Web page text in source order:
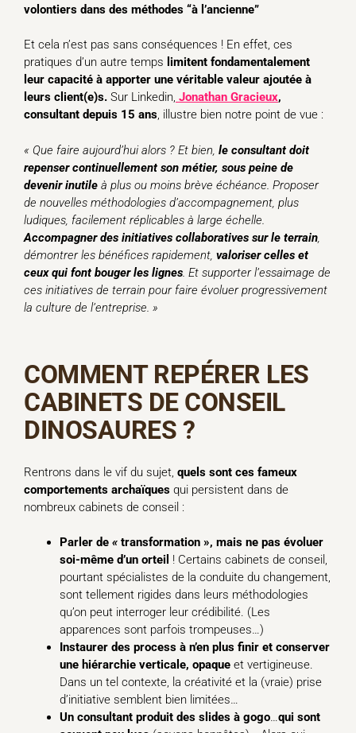
volontiers dans des méthodes “à l’ancienne”
Et cela n’est pas sans conséquences ! En effet, ces
pratiques d’un autre temps limitent fondamentalement
leur capacité à apporter une véritable valeur ajoutée à
leurs client(e)s. Sur Linkedin, Jonathan Gracieux,
consultant depuis 15 ans, illustre bien notre point de vue :
« Que faire aujourd’hui alors ? Et bien, le consultant doit
repenser continuellement son métier, sous peine de
devenir inutile à plus ou moins brève échéance. Proposer
de nouvelles méthodologies d’accompagnement, plus
ludiques, facilement réplicables à large échelle.
Accompagner des initiatives collaboratives sur le terrain,
démontrer les bénéfices rapidement, valoriser celles et
ceux qui font bouger les lignes. Et supporter l’essaimage de
ces initiatives de terrain pour faire évoluer progressivement
la culture de l’entreprise. »
COMMENT REPÉRER LES
CABINETS DE CONSEIL
DINOSAURES ?
Rentrons dans le vif du sujet, quels sont ces fameux
comportements archaïques qui persistent dans de
nombreux cabinets de conseil :
Parler de « transformation », mais ne pas évoluer
soi-même d’un orteil ! Certains cabinets de conseil,
pourtant spécialistes de la conduite du changement,
sont tellement rigides dans leurs méthodologies
qu’on peut interroger leur crédibilité. (Les
apparences sont parfois trompeuses…)
Instaurer des process à n’en plus finir et conserver
une hiérarchie verticale, opaque et vertigineuse.
Dans un tel contexte, la créativité et la (vraie) prise
d’initiative semblent bien limitées…
Un consultant produit des slides à gogo…qui sont